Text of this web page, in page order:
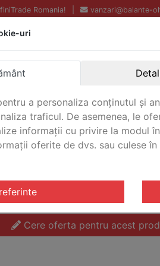
Romania! vanzari@balante-
Echipamente profesionale
pentru laborator.
Garantie Internationala.
E2/ Greutate de test Ohaus
Cere oferta pentru acest
uri
a personaliza conținutul și
traficul. De asemenea, le
informații cu privire la modul
oferite de dvs. sau culese